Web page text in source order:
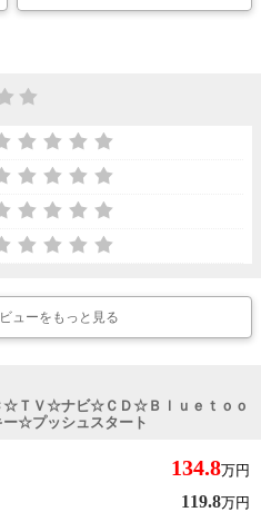
ューをもっと見る
ＴＶ☆ナビ☆ＣＤ☆Ｂｌｕｅｔｏｏ
☆プッシュスタート
134.8万円
119.8万円